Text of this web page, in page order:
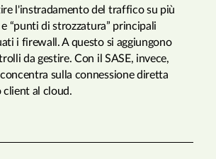
l'instradamento del traffico su più
“punti di strozzatura” principali
i firewall. A questo si aggiungono
da gestire. Con il SASE, invece,
sulla connessione diretta
client al cloud.